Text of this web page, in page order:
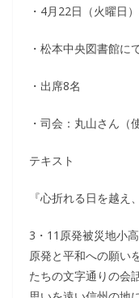
・4月22日（火曜日
・松本中央図書館に
・出席8名
・司会：丸山さん（
テキスト
『心折れる日を越え
3・11原発被災地小
原発と平和への願い
たちの文字通りの会